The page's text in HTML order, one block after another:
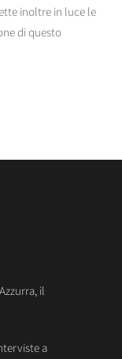
inoltre in luce le
di questo
il
a